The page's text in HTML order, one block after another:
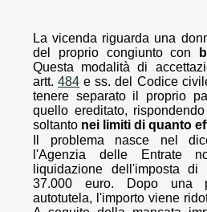
La vicenda riguarda una
del proprio congiunto con
Questa modalità di
artt.484 e ss. del Codice
tenere separato il proprio
quello ereditato,
soltanto nei limiti di quanto
Il problema nasce nel
l'Agenzia delle Entrate
liquidazione dell'imposta
37.000 euro. Dopo una
autotutela, l'importo viene